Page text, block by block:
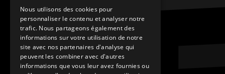
Nous utilisons des cookies pour
personnaliser le contenu et analyser notre
trafic. Nous partageons également des
informations sur votre utilisation de notre
site avec nos partenaires d'analyse qui
peuvent les combiner avec d'autres
informations que vous leur avez fournies ou